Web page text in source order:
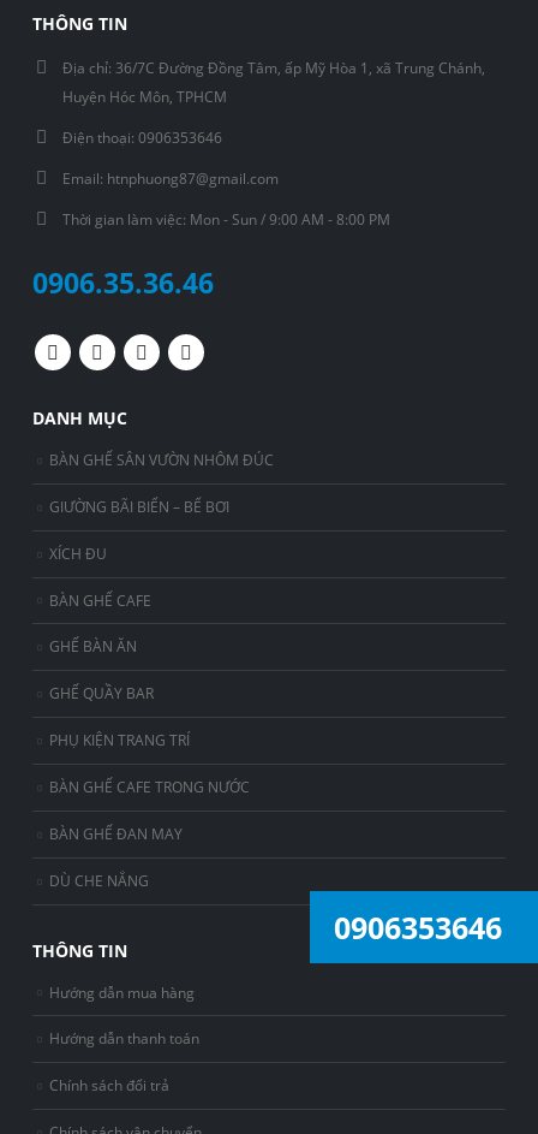
THÔNG TIN
Địa chỉ: 36/7C Đường Đồng Tâm, ấp Mỹ Hòa 1, xã Trung Chánh,
Huyện Hóc Môn, TPHCM
Điện thoại: 0906353646
Email: htnphuong87@gmail.com
Thời gian làm việc: Mon - Sun / 9:00 AM - 8:00 PM
0906.35.36.46
DANH MỤC
BÀN GHẾ SÂN VƯỜN NHÔM ĐÚC
GIƯỜNG BÃI BIỂN – BỂ BƠI
XÍCH ĐU
BÀN GHẾ CAFE
GHẾ BÀN ĂN
GHẾ QUẦY BAR
PHỤ KIỆN TRANG TRÍ
BÀN GHẾ CAFE TRONG NƯỚC
BÀN GHẾ ĐAN MAY
DÙ CHE NẮNG
THÔNG TIN
Hướng dẫn mua hàng
Hướng dẫn thanh toán
Chính sách đổi trả
0906353646